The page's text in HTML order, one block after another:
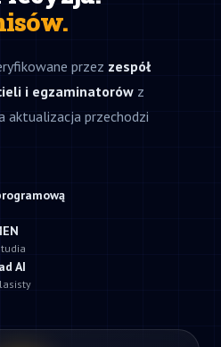
przez zespół
i egzaminatorów z
aktualizacja przechodzi
AI